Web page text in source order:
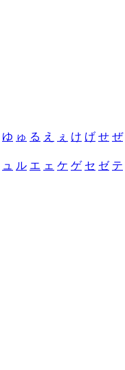
ゆ ゅ る え ぇ け げ せ ぜ
ュ ル エ ェ ケ ゲ セ ゼ テ